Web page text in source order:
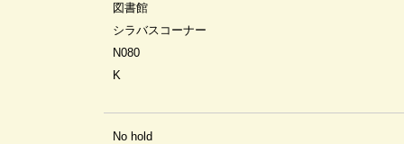
図書館
シラバスコーナー
N080
K
No hold